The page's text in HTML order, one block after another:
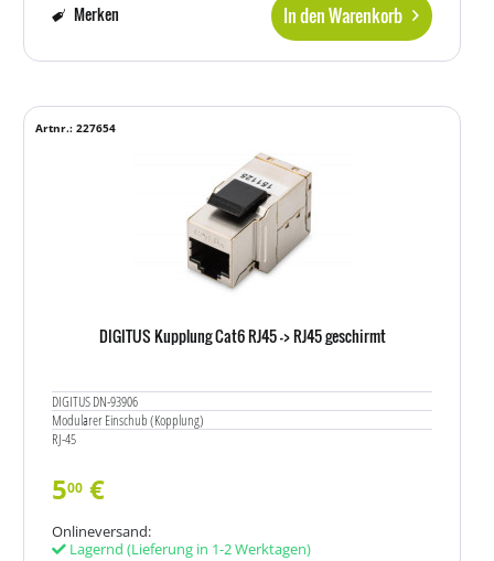
In den Warenkorb
Merken
DIGITUS Kupplung Cat6 RJ45 -> RJ45 geschirmt
DIGITUS DN-93906
Modularer Einschub (Kopplung)
RJ-45
Artnr.: 227654
500 €
Onlineversand:
Lagernd (Lieferung in 1-2 Werktagen)